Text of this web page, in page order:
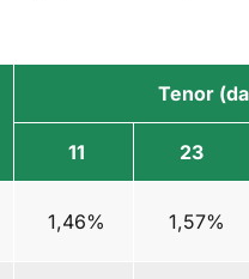
Tenor
11 23
1,46% 1,57%